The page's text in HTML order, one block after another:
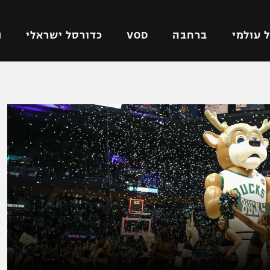
עולמי ברחבה VOD כדורסל ישראלי
ישראל
ליגת האלופות
ליגה אירופית
ליגה אנגלית
ליגה גרמנית
ליגה ספרדית
ליגה איטלקית
ליגה צרפתית
ליגה הולנדית
ליגת ווינר סל
ליגה לאומית
כדורסל נשים
מכבי תל אביב
הפועל חולון
הפועל ירושלים
דני אבדיה